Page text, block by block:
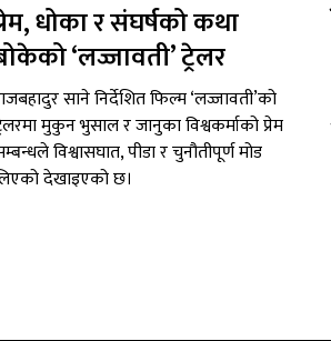
धोका र संघर्षको कथा
‘लज्जावती’ ट्रेलर
साने निर्देशित फिल्म ‘लज्जावती’को
मुकुन भुसाल र जानुका विश्वकर्माको प्रेम
विश्वासघात, पीडा र चुनौतीपूर्ण मोड
देखाइएको छ।